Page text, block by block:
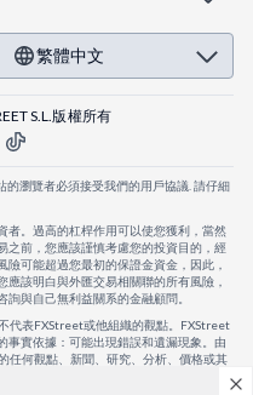
繁體中文
S.L.版權所有
的瀏覽者必須接受我們的用戶協議. 請仔細
者。過高的杠桿作用可以使您獲利，當然
之前，您應該謹慎考慮您的投資目的，經
可能超過您最初的保證金資金，因此，
該明白與外匯交易相關聯的所有風險，
與自己無利益關系的金融顧問。
代表FXStreet或他組織的觀點。FXStreet
事實依據：可能出現錯誤和遺漏現象。由
任何觀點、新聞、研究、分析、價格或其